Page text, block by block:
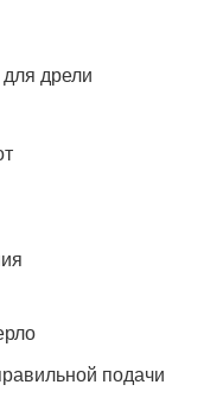
дрели
подачи